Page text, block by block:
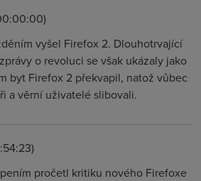
vyšel Firefox 2. Dlouhotrvající
o revoluci se však ukázaly jako
byt Firefox 2 překvapil, natož vůbec
a věrní uživatelé slibovali.
pročetl kritiku nového Firefoxe